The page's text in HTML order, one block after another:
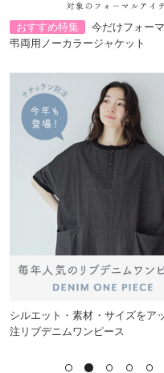
おすすめ特集
弔両用ノーカラージャケット
シルエット・素材・サイズをア
注リブデニムワンピース